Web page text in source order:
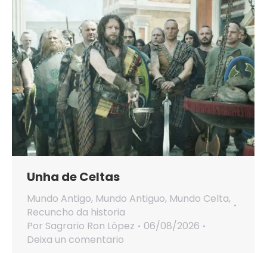
Unha de Celtas
Mundo Antigo, Mundo Antiguo, Mundo Celta,
Recuncho da historia
Por Sagrario Ron López
06/08/2026
Deixa un comentario